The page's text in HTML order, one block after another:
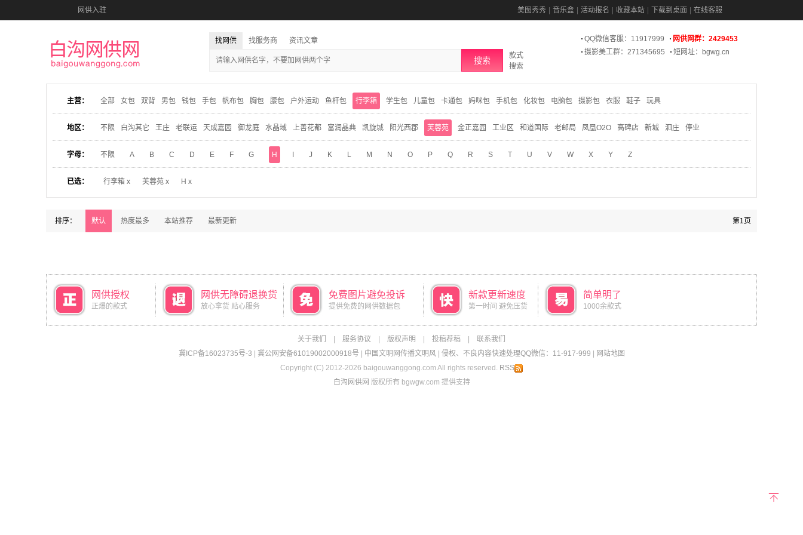
网供入驻 美图秀秀 音乐盒 活动报名 收藏本站 下载到桌面 在线客服
找网供 找服务商 资讯文章
搜索
款式
搜索
QQ微信客服：11917999
网供网群：2429453
摄影美工群：271345695
短网址：bgwg.cn
主营： 全部 女包 双背 男包 钱包 手包 帆布包 胸包 腰包 户外运动 鱼杆包 行李箱 学生包 儿童包 卡通包 妈咪包 手机包 化妆包 电脑包 摄影包 衣服 鞋子 玩具
地区： 不限 白沟其它 王庄 老联运 天成嘉园 御龙庭 水晶域 上善花都 富润晶典 凯旋城 阳光西郡 芙蓉苑 金正嘉园 工业区 和道国际 老邮局 凤凰O2O 高碑店 新城 泗庄 停业
字母： 不限 A B C D E F G H J K L M N O P Q R S T U V W X Y Z
已选： 行李箱 x 芙蓉苑 x H x
排序： 默认 热度最多 本站推荐 最新更新 第1页
网供授权
正爆的款式
网供无障碍退换货
放心拿货 贴心服务
免费图片避免投诉
提供免费的网供数据包
新款更新速度
第一时间 避免压货
简单明了
1000余款式
关于我们 服务协议 版权声明 投稿荐稿
联系我们
冀ICP备16023735号-3
冀公网安备61019002000918号 中国文明网传播文明风| 侵权、不良内容快速处理QQ微信：11-917-999
网站地图
Copyright (C) 2012-2026 baigouwanggong.com All rights reserved. RSS
白沟网供网 版权所有 bgwgw.com 提供支持